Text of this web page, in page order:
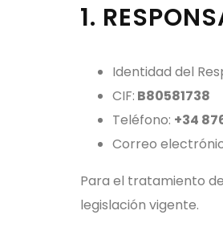
1.
Identidad del
CIF: B80581738
Teléfono: +34
Correo
Para el tratamiento
legislación vigente.